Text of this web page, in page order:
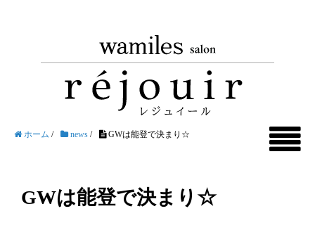
ホーム / news / GWは能登で決まり☆
GWは能登で決まり☆